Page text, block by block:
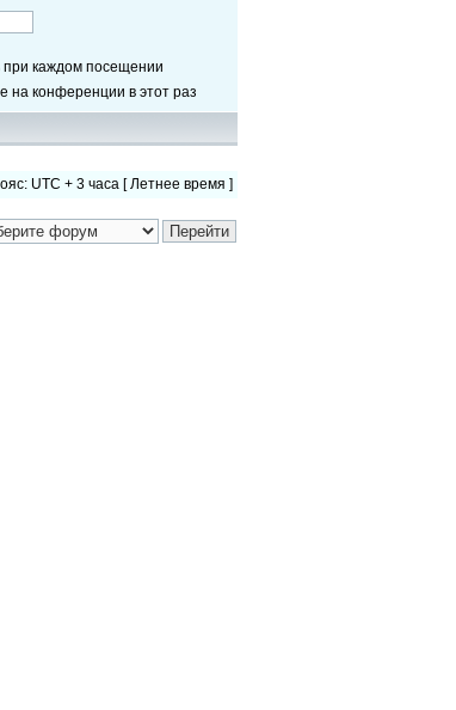
при каждом посещении
на конференции в этот раз
UTC + 3 часа [ Летнее время ]